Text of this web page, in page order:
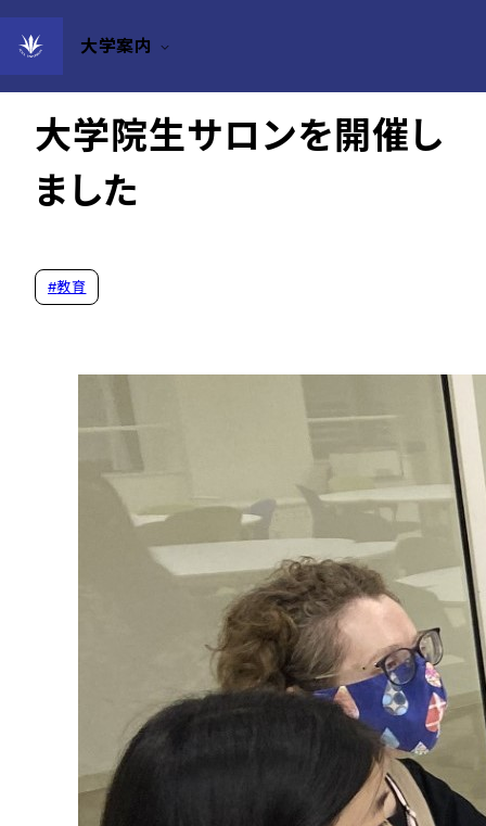
大学案内
2024年09月27日
大学院生サロンを開催し
ました
#教育